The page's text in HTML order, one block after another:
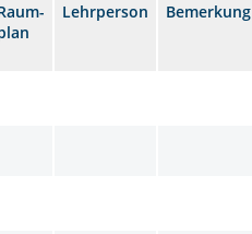
Lehrperson Bemerkung